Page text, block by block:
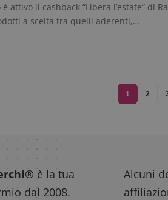
attivo il cashback “Libera l’estate” di
a scelta tra quelli aderenti,…
1 2
è la tua
dal 2008.
Alcuni